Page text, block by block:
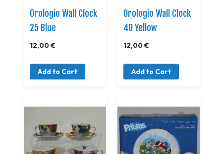
Orologio Wall Clock
25 Blue
12,00 €
Add to Cart
Orologio Wall Clock
40 Yellow
12,00 €
Add to Cart